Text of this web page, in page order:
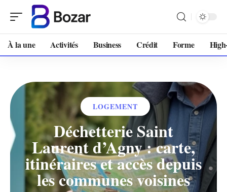
À la une Activités Business Crédit Forme
LOGEMENT
Déchetterie Saint
Laurent d’Agny : carte,
itinéraires et accès depuis
les communes voisines